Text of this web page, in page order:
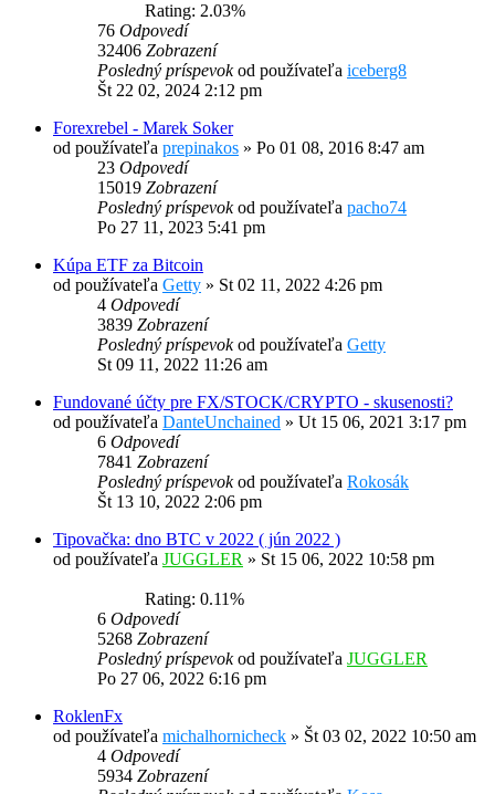
Rating: 2.03%
76 Odpovedí
32406 Zobrazení
Posledný príspevokod používateľa iceberg8
Št 22 02, 2024 2:12 pm
Forexrebel - Marek Soker
od používateľa prepinakos » Po 01 08, 2016 8:47 am
23 Odpovedí
15019 Zobrazení
Posledný príspevokod používateľa pacho74
Po 27 11, 2023 5:41 pm
Kúpa ETF za Bitcoin
od používateľa Getty » St 02 11, 2022 4:26 pm
4 Odpovedí
3839 Zobrazení
Posledný príspevokod používateľa Getty
St 09 11, 2022 11:26 am
Fundované účty pre FX/STOCK/CRYPTO - skusenosti?
od používateľa DanteUnchained » Ut 15 06, 2021 3:17 pm
6 Odpovedí
7841 Zobrazení
Posledný príspevokod používateľa Rokosák
Št 13 10, 2022 2:06 pm
Tipovačka: dno BTC v 2022 ( jún 2022 )
od používateľa JUGGLER » St 15 06, 2022 10:58 pm
Rating: 0.11%
6 Odpovedí
5268 Zobrazení
Posledný príspevokod používateľa JUGGLER
Po 27 06, 2022 6:16 pm
RoklenFx
od používateľa michalhornicheck » Št 03 02, 2022 10:50 am
4 Odpovedí
5934 Zobrazení